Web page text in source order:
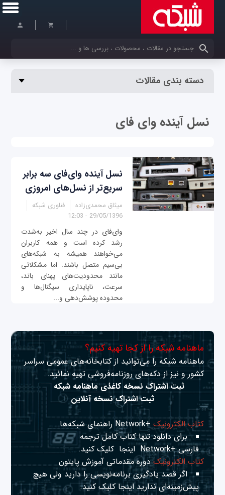
کلمات کلیدی خود را وارد کنید
دسته بندی مقالات
نسل آینده وای فای
نسل‌ آینده وای‌فای سه برابر
سریع‌تر از نسل‌های امروزی
میثاق محمدی‌زاده
فناوری شبکه
29/05/1396 - 12:03
وای‌فای در چند سال اخیر به‌شدت
رشد کرده است و همه کاربران
می‌خواهند همیشه به شبکه‌های
بی‌سیم متصل باشند. اما مشکلاتی
مانند محدودیت‌های پهنای ‌باند،
سرعت، ناپایداری سیگنال‌ها و
محدوده پوشش‌دهی و...
ماهنامه شبکه را از کجا تهیه کنیم؟
ماهنامه شبکه را می‌توانید از کتابخانه‌های عمومی سراسر
کشور و نیز از دکه‌های روزنامه‌فروشی تهیه نمائید.
ثبت اشتراک نسخه کاغذی ماهنامه شبکه
ثبت اشتراک نسخه آنلاین
کتاب الکترونیک+Network راهنمای شبکه‌ها
برای دانلود تنها کتاب کامل ترجمه
فارسی +Network
اینجا کلیک کنید.
کتاب الکترونیکدوره مقدماتی آموزش پایتون
اگر قصد یادگیری برنامه‌نویسی را دارید ولی هیچ
پیش‌زمینه‌ای نداریداینجا کلیک کنید.